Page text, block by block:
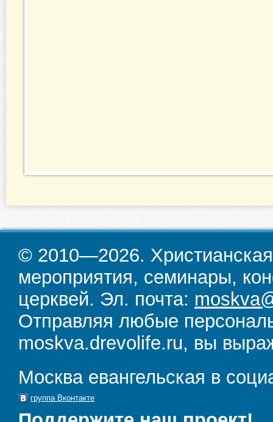
© 2010—2026.
мероприятия, семинары,
церквей. Эл. почта:
Отправляя любые
moskva.drevolife.ru, вы
Москва евангельская в
группа Вконтакте